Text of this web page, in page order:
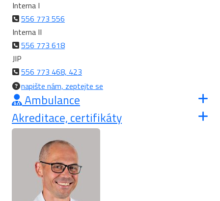
Interna I
556 773 556
Interna II
556 773 618
JIP
556 773 468, 423
napište nám, zeptejte se
Ambulance
Akreditace, certifikáty